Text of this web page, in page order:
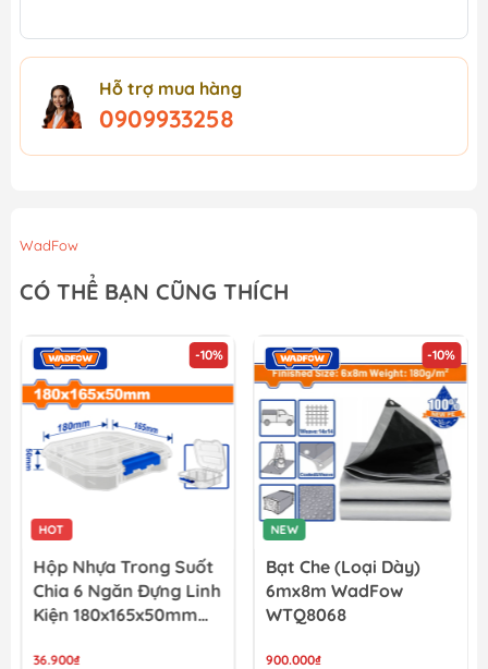
Hỗ trợ mua hàng
0909933258
WadFow
CÓ THỂ BẠN CŨNG THÍCH
-10%
HOT
Hộp Nhựa Trong Suốt
Chia 6 Ngăn Đựng Linh
Kiện 180x165x50mm
36.900₫
-10%
NEW
Bạt Che (loại Dày)
6mx8m WadFow
WTQ8068
900.000₫